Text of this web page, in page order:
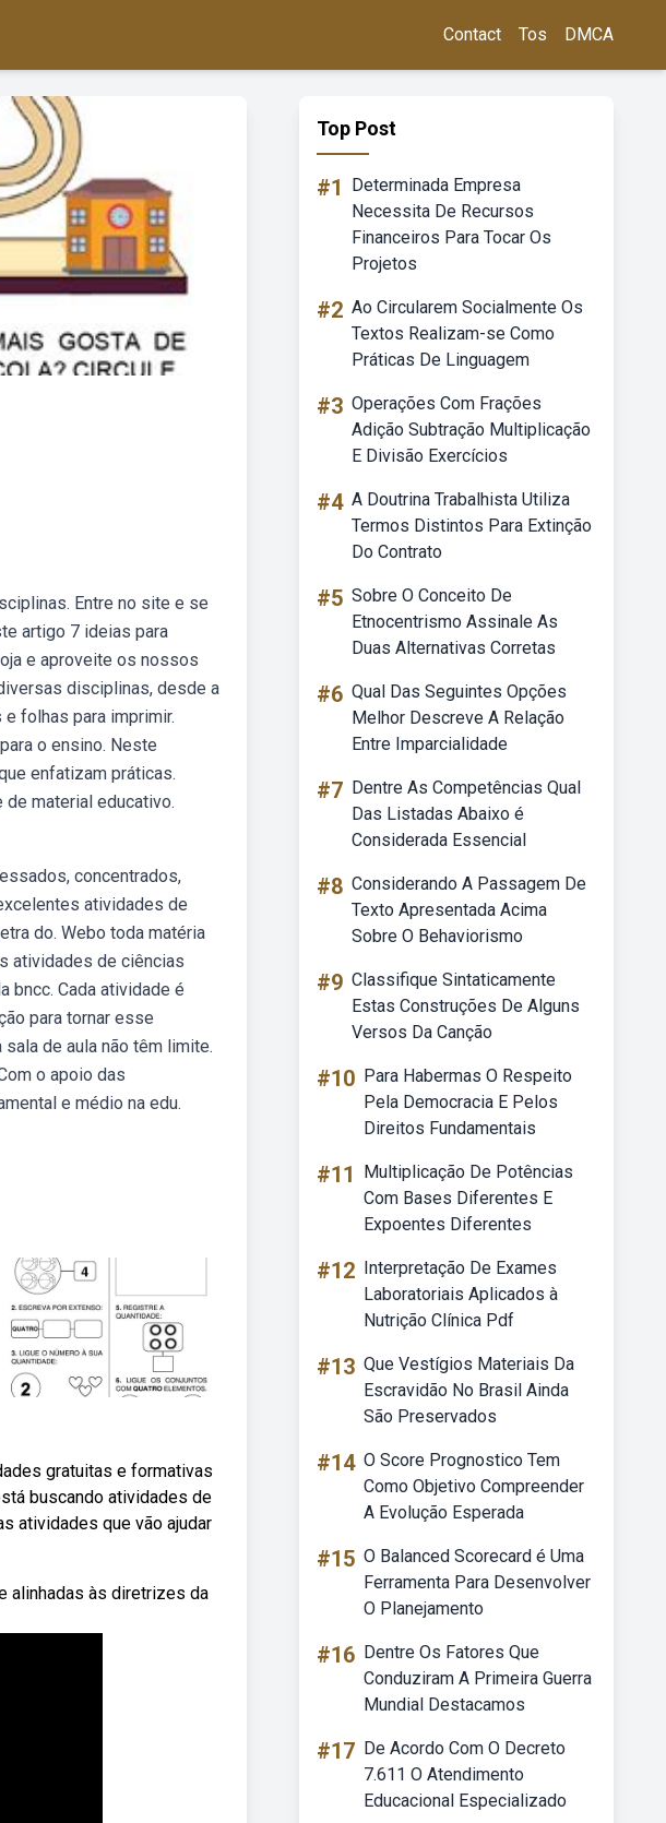
Contact Tos DMCA
Entre no site e se
artigo 7 ideias para
e aproveite os nossos
disciplinas, desde a
folhas para imprimir.
o ensino. Neste
enfatizam práticas.
material educativo.
concentrados,
atividades de
do. Webo toda matéria
atividades de ciências
bncc. Cada atividade é
para tornar esse
de aula não têm limite.
o apoio das
e médio na edu.
gratuitas e formativas
buscando atividades de
atividades que vão ajudar
alinhadas às diretrizes da
Top Post
#1
Determinada Empresa
Necessita De Recursos
Financeiros Para Tocar Os
Projetos
#2 Ao Circularem Socialmente Os
Textos Realizam-se Como
Práticas De Linguagem
#3 Operações Com Frações
Adição Subtração Multiplicação
E Divisão Exercícios
#4 A Doutrina Trabalhista Utiliza
Termos Distintos Para Extinção
Do Contrato
#5 Sobre O Conceito De
Etnocentrismo Assinale As
Duas Alternativas Corretas
#6 Qual Das Seguintes Opções
Melhor Descreve A Relação
Entre Imparcialidade
#7 Dentre As Competências Qual
Das Listadas Abaixo é
Considerada Essencial
#8 Considerando A Passagem De
Texto Apresentada Acima
Sobre O Behaviorismo
#9 Classifique Sintaticamente
Estas Construções De Alguns
Versos Da Canção
#10 Para Habermas O Respeito
Pela Democracia E Pelos
Direitos Fundamentais
#11
Multiplicação De Potências
Com Bases Diferentes E
Expoentes Diferentes
#12 Interpretação De Exames
Laboratoriais Aplicados à
Nutrição Clínica Pdf
#13 Que Vestígios Materiais Da
Escravidão No Brasil Ainda
São Preservados
#14 O Score Prognostico Tem
Como Objetivo Compreender
A Evolução Esperada
#15 O Balanced Scorecard é Uma
Ferramenta Para Desenvolver
O Planejamento
#16 Dentre Os Fatores Que
Conduziram A Primeira Guerra
Mundial Destacamos
#17 De Acordo Com O Decreto
7.611 O Atendimento
Educacional Especializado